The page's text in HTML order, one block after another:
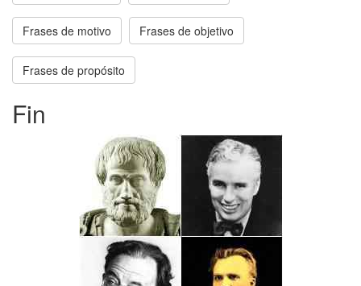
Frases de motivo Frases de objetivo
Frases de propósito
Fin